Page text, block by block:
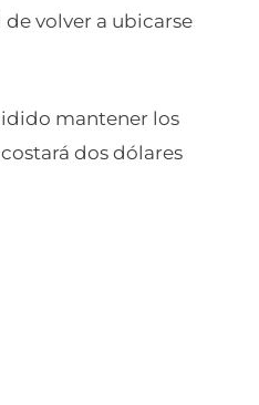
volver a ubicarse
mantener los
dos dólares